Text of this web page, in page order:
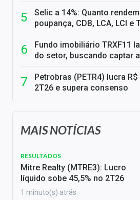
Selic a 14%: Quanto
poupança, CDB, LCA, LCI e
Fundo imobiliário TRXF11
do setor, buscando captar
Petrobras (PETR4) lucra
2T26 e supera consenso
MAIS NOTÍCIAS
RESULTADOS
Mitre Realty (MTRE3): Lucro
líquido sobe 45,5% no 2T26
1 minuto(s) atrás